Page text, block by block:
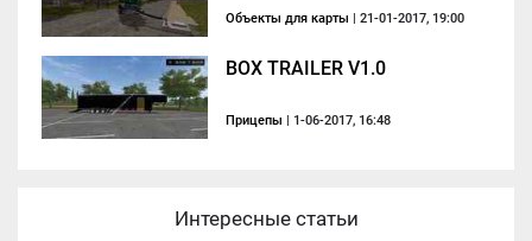
Объекты для карты | 21-01-2017, 19:00
BOX TRAILER V1.0
Прицепы | 1-06-2017, 16:48
Интересные статьи